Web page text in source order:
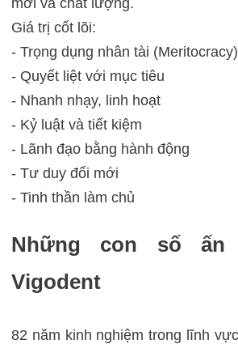
Giá trị cốt lõi:
- Trọng dụng nhân tài (Meritocracy)
- Quyết liệt với mục tiêu
- Nhanh nhạy, linh hoạt
- Kỷ luật và tiết kiệm
- Lãnh đạo bằng hành động
- Tư duy đổi mới
- Tinh thần làm chủ
Những con số
Vigodent
82 năm kinh nghiệm trong lĩnh